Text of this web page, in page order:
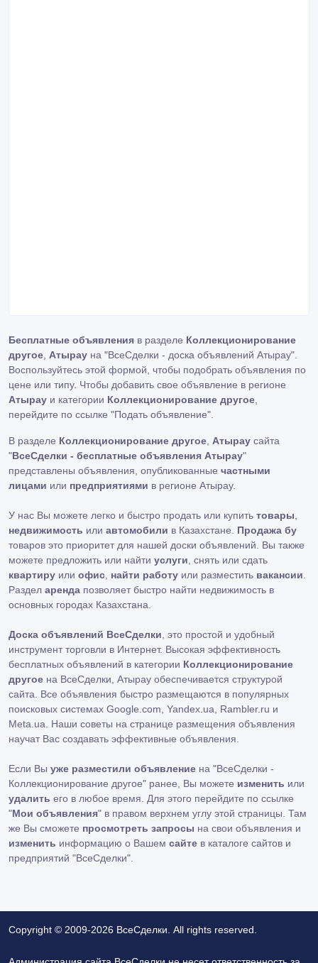
Бесплатные объявления в разделе Коллекционирование
другое Атырау на "ВсеСделки - доска объявлений Атырау".
Воспользуйтесь этой формой, чтобы подобрать объявления по
цене или типу. Чтобы добавить свое объявление в регионе
Атырау и категории Коллекционирование другое
перейдите по ссылке "Подать объявление"
В разделе Коллекционирование другое Атырау сайта
"ВсеСделки - бесплатные объявления Атырау"
представлены объявления, опубликованные частными
лицами или предприятиями в регионе Атырау.
У нас Вы можете легко и быстро продать или купить товары
недвижимость или автомобили в Казахстане. Продажа бу
товаров это приоритет для нашей доски объявлений. Вы также
можете предложить или найти услуги , снять или сдать
квартиру или офис найти работу или разместить вакансии
Раздел аренда позволяет быстро найти недвижимость в
основных городах Казахстана.
Доска объявлений ВсеСделки , это простой и удобный
инструмент торговли в Интернет. Высокая эффективность
бесплатных объявлений в категории Коллекционирование
другое на ВсеСделки, Атырау обеспечивается структурой
сайта. Все объявления быстро размещаются в популярных
поисковых системах Google.com, Yandex.ua, Rambler.ru и
Meta.ua. Наши советы на странице размещения объявления
научат Вас создавать эффективные объявления.
Если Вы уже разместили объявление на "ВсеСделки -
Коллекционирование другое" ранее, Вы можете изменить или
удалить его в любое время. Для этого перейдите по ссылке
"Мои объявления" в правом верхнем углу этой страницы. Там
же Вы сможете просмотреть запросы на свои объявления и
изменить информацию о Вашем сайте в каталоге сайтов и
предприятий "ВсеСделки".
Copyright © 2009-2026 ВсеСделки. All rights reserved.